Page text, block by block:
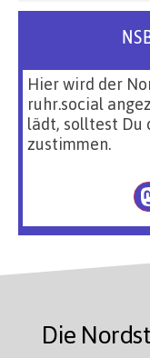
Hier wird der
ruhr.social
lädt, solltest Du
zustimmen.
Die